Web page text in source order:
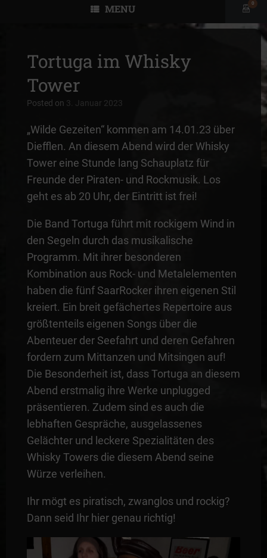
MENU
View
cart
0
Tortuga im Whisky
Tower
Posted on 3. Januar 2023
„Wilde Gezeiten“ kommen am 14.01.23 über
Diefflen. An diesem Abend wird der Whisky
Tower eine Stunde lang Schauplatz für
Freunde der Piraten- und Rockmusik. Los
geht es ab 20 Uhr, der Eintritt ist frei!
Die Band Tortuga führt mit rockigem Wind in
den Segeln durch das musikalische
Programm. Mit ihrer besonderen
Kombination aus Rock- und Metalelementen
haben die fünf SaarRocker ihren eigenen Stil
kreiert. Ein breit gefächertes Repertoire aus
größtenteils eigenen Songs über die
Abenteuer der Seefahrt und deren Gefahren
fordern zum Mittanzen und Mitsingen auf!
Die Besonderheit ist, dass Tortuga an diesem
Abend erstmalig ihre Werke unplugged
präsentieren. Zudem sind es auch die
lebhaften Gespräche, ausgelassenes
Gelächter und leckere Spezialitäten des
Whisky Towers die diesem Abend seine
Würze verleihen.
Ihr mögt es piratisch, zwanglos und rockig?
Dann seid Ihr hier genau richtig!